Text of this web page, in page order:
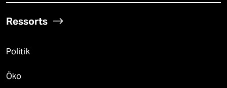
Ressorts
Politik
Öko